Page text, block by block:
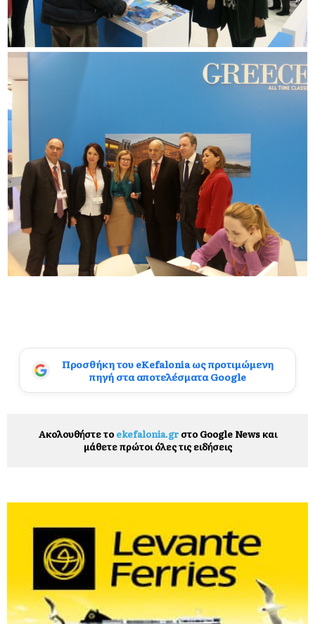
Προσθήκη του eKefalonia ως προτιμώμενη
πηγή στα αποτελέσματα Google
Ακολουθήστε το ekefalonia.grστο Google News και
μάθετε πρώτοι όλες τις ειδήσεις